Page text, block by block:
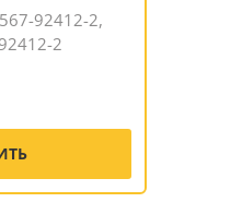
92412-2,
2